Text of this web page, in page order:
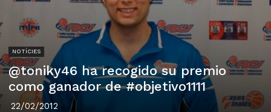
NOTÍCIES
@toniky46 ha recogido su premio
como ganador de #objetivo1111
22/02/2012